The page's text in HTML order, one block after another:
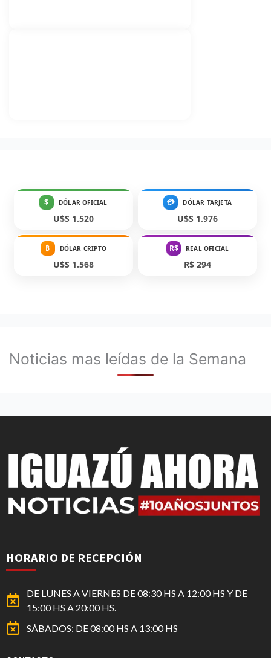
$ DÓLAR OFICIAL
U$S 1.520
💳 DÓLAR TARJETA
U$S 1.976
₿ DÓLAR CRIPTO
U$S 1.568
R$ REAL OFICIAL
R$ 294
Noticias mas leídas de la Semana
HORARIO DE RECEPCIÓN
DE LUNES A VIERNES DE 08:30 HS A 12:00 HS Y DE
15:00 HS A 20:00 HS.
SÁBADOS: DE 08:00 HS A 13:00 HS